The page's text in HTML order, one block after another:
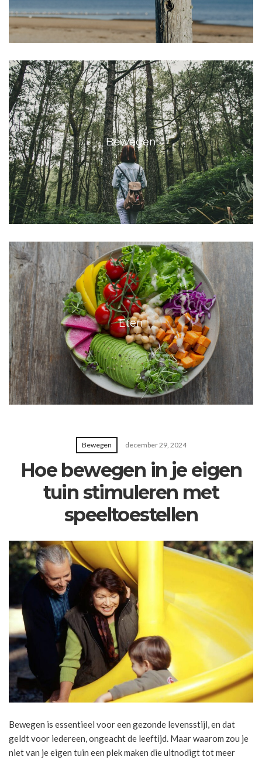
Bewegen
Eten
Bewegen december 29, 2024
Hoe bewegen in je eigen
tuin stimuleren met
speeltoestellen
Bewegen is essentieel voor een gezonde levensstijl, en dat
geldt voor iedereen, ongeacht de leeftijd. Maar waarom zou je
niet van je eigen tuin een plek maken die uitnodigt tot meer